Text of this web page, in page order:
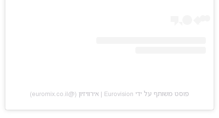
פוסט משותף על ידי ‏‎Eurovision | אירוויזיון‎‏ (@‏‎euromix.co.il‎‏)